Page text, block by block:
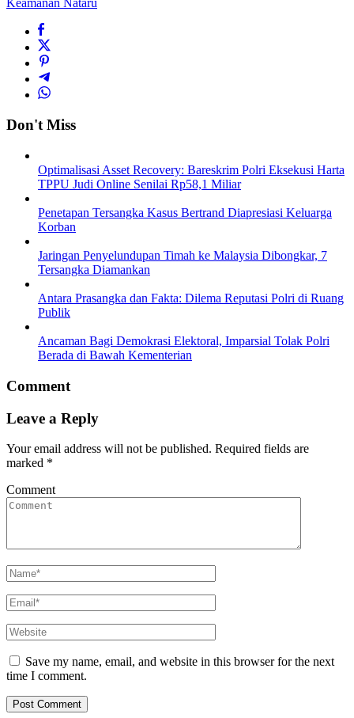
Don't Miss
Optimalisasi Asset Recovery: Bareskrim Polri Eksekusi Harta
TPPU Judi Online Senilai Rp58,1 Miliar
Penetapan Tersangka Kasus Bertrand Diapresiasi Keluarga
Korban
Jaringan Penyelundupan Timah ke Malaysia Dibongkar, 7
Tersangka Diamankan
Antara Prasangka dan Fakta: Dilema Reputasi Polri di Ruang
Publik
Ancaman Bagi Demokrasi Elektoral, Imparsial Tolak Polri
Berada di Bawah Kementerian
Comment
Leave a Reply
Your email address will not be published. Required fields are
marked *
Comment
Save my name, email, and website in this browser for the next
time I comment.